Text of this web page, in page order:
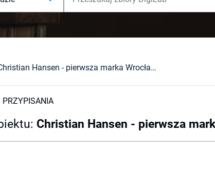
Christian Hansen - pierwsza marka Wrocławia
PRZYPISANIA
: Christian Hansen - pierwsza